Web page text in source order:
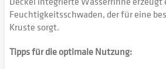
Feuchtigkeitsschwaden, der für eine
Kruste sorgt.
Tipps für die optimale Nutzung: